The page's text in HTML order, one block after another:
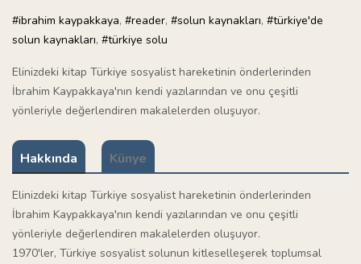
#ibrahim kaypakkaya, #reader, #solun kaynakları, #türkiye'de
solun kaynakları, #türkiye solu
Elinizdeki kitap Türkiye sosyalist hareketinin önderlerinden
İbrahim Kaypakkaya'nın kendi yazılarından ve onu çeşitli
yönleriyle değerlendiren makalelerden oluşuyor.
Hakkında Künye
Elinizdeki kitap Türkiye sosyalist hareketinin önderlerinden
İbrahim Kaypakkaya'nın kendi yazılarından ve onu çeşitli
yönleriyle değerlendiren makalelerden oluşuyor.
1970'ler, Türkiye sosyalist solunun kitleselleşerek toplumsal